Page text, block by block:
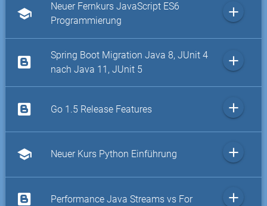
school
Neuer Fernkurs JavaScript ES6
Programmierung
add
Spring Boot Migration Java 8, JUnit 4
nach Java 11, JUnit 5
add
Go 1.5 Release Features add
school Neuer Kurs Python Einführung add
Performance Java Streams vs For add